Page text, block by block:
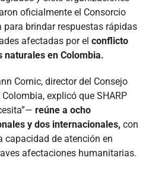
oficialmente el Consorcio
para brindar respuestas rápidas
afectadas por el conflicto
naturales en Colombia.
Cornic, director del Consejo
explicó que SHARP
reúne a ocho
y dos internacionales, con
capacidad de atención en
afectaciones humanitarias.